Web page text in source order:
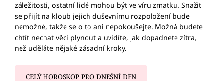
záležitosti, ostatní lidé mohou být ve víru zmatku. Snažit
se přijít na kloub jejich duševnímu rozpoložení bude
nemožné, takže se o to ani nepokoušejte. Možná budete
chtít nechat věci plynout a uvidíte, jak dopadnete zítra,
než uděláte nějaké zásadní kroky.
CELÝ HOROSKOP PRO DNEŠNÍ DEN